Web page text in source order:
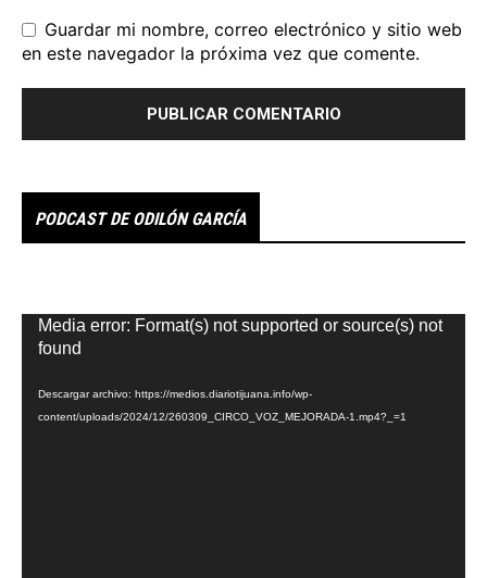
Guardar mi nombre, correo electrónico y sitio web
en este navegador la próxima vez que comente.
PODCAST DE ODILÓN GARCÍA
Reproductor
de
Media error: Format(s) not supported or source(s) not
found
Descargar archivo: https://medios.diariotijuana.info/wp-
content/uploads/2024/12/260309_CIRCO_VOZ_MEJORADA-1.mp4?_=1